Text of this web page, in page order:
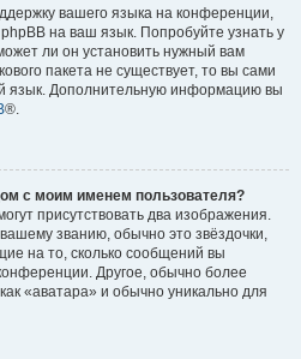
вашего языка на конференции,
на ваш язык. Попробуйте узнать у
ли он установить нужный вам
пакета не существует, то вы сами
язык. Дополнительную информацию вы
®.
с моим именем пользователя?
присутствовать два изображения.
званию, обычно это звёздочки,
на то, сколько сообщений вы
Другое, обычно более
«аватара» и обычно уникально для